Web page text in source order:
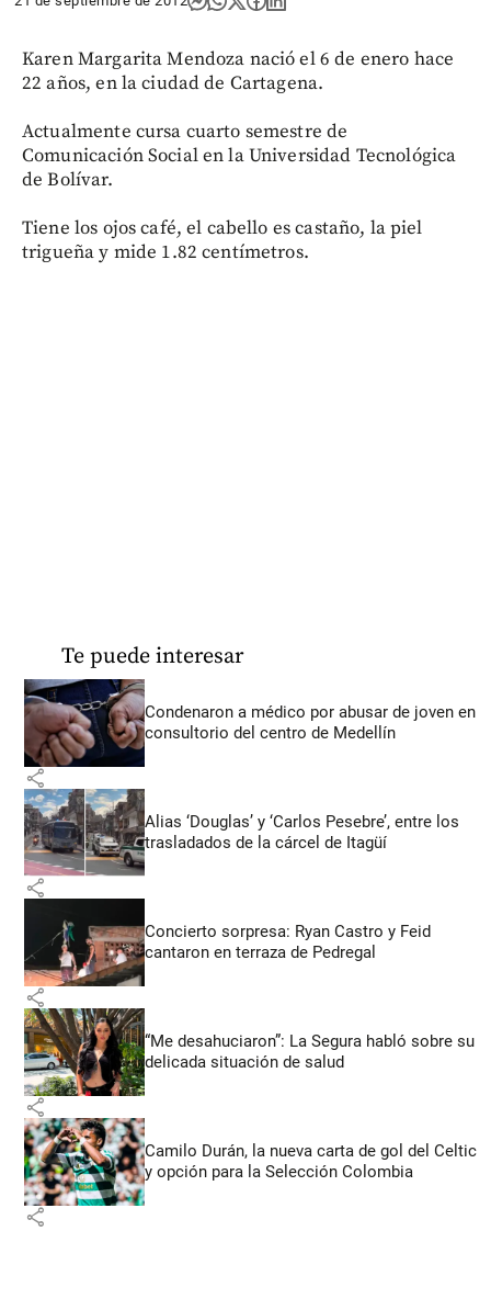
Karen Margarita Mendoza nació el 6 de enero hace
22 años, en la ciudad de Cartagena.
Actualmente cursa cuarto semestre de
Comunicación Social en la Universidad Tecnológica
de Bolívar.
Tiene los ojos café, el cabello es castaño, la piel
trigueña y mide 1.82 centímetros.
Te puede interesar
Condenaron a médico por abusar de joven en
consultorio del centro de Medellín
share
Alias ‘Douglas’ y ‘Carlos Pesebre’, entre los
trasladados de la cárcel de Itagüí
share
Concierto sorpresa: Ryan Castro y Feid
cantaron en terraza de Pedregal
share
“Me desahuciaron”: La Segura habló sobre su
delicada situación de salud
share
Camilo Durán, la nueva carta de gol del Celtic
y opción para la Selección Colombia
share